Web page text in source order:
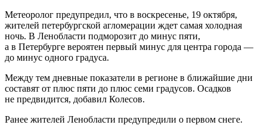
Метеоролог предупредил, что в воскресенье, 19 октября,
жителей петербургской агломерации ждет самая холодная
ночь. В Ленобласти подморозит до минус пяти,
а в Петербурге вероятен первый минус для центра города —
до минус одного градуса.
Между тем дневные показатели в регионе в ближайшие дни
составят от плюс пяти до плюс семи градусов. Осадков
не предвидится, добавил Колесов.
Ранее жителей Ленобласти предупредили о первом снеге.